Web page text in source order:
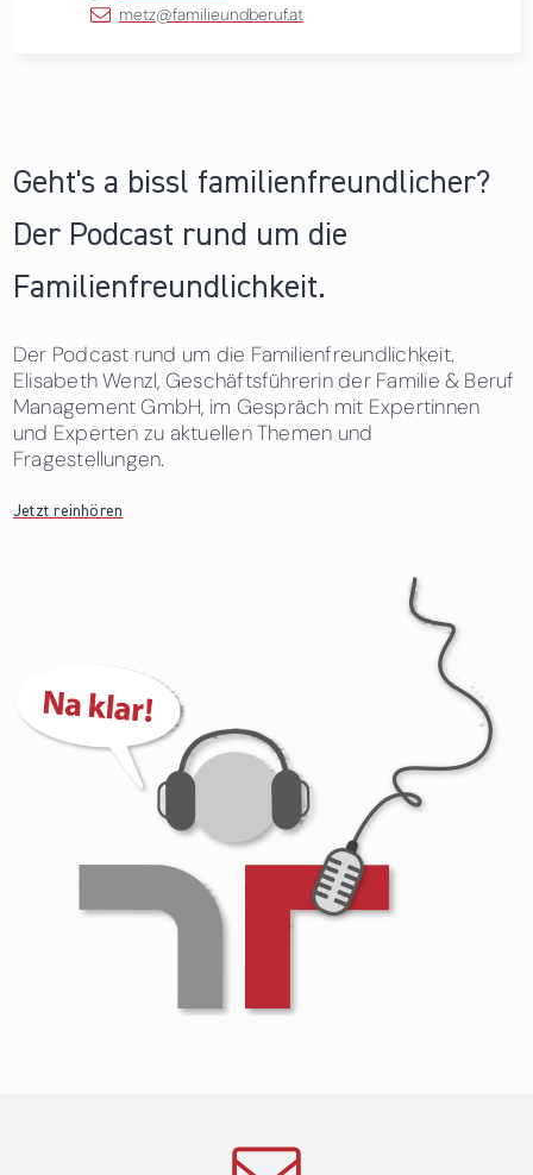
metz@familieundberuf.at
Geht's a bissl familienfreundlicher?
Der Podcast rund um die
Familienfreundlichkeit.
Der Podcast rund um die Familienfreundlichkeit.
Elisabeth Wenzl, Geschäftsführerin der Familie & Beruf
Management GmbH, im Gespräch mit Expertinnen
und Experten zu aktuellen Themen und
Fragestellungen.
Jetzt reinhören